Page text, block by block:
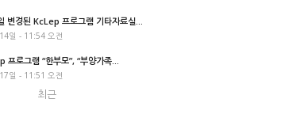
변경된 KcLep 프로그램 기타자료실...
일 - 11:54 오전
로그램 “한부모”, “부양가족...
일 - 11:51 오전
최근